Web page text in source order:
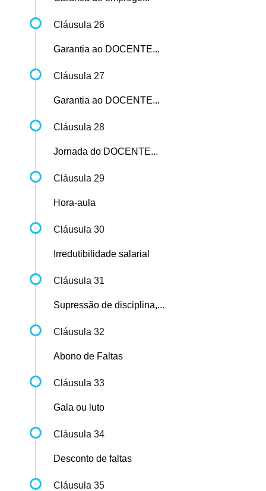
Cláusula 26
Garantia ao DOCENTE...
Cláusula 27
Garantia ao DOCENTE...
Cláusula 28
Jornada do DOCENTE...
Cláusula 29
Hora-aula
Cláusula 30
Irredutibilidade salarial
Cláusula 31
Supressão de disciplina,...
Cláusula 32
Abono de Faltas
Cláusula 33
Gala ou luto
Cláusula 34
Desconto de faltas
Cláusula 35